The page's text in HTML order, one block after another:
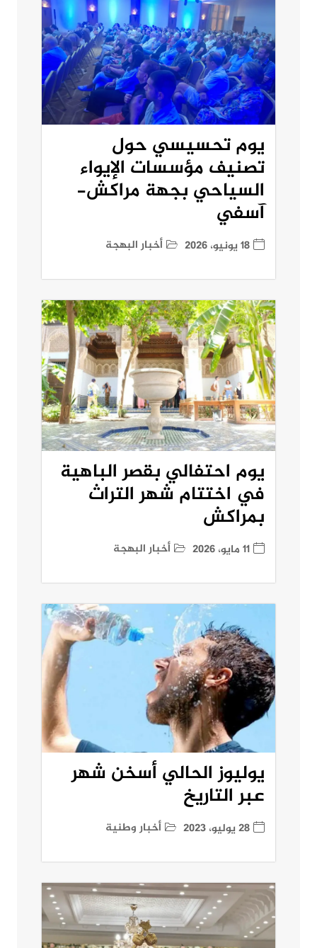
يوم تحسيسي حول
تصنيف مؤسسات الإيواء
السياحي بجهة مراكش-
آسفي
18 يونيو، 2026 أخبار البهجة
يوم احتفالي بقصر الباهية
في اختتام شهر التراث
بمراكش
11 مايو، 2026 أخبار البهجة
يوليوز الحالي أسخن شهر
عبر التاريخ
28 يوليو، 2023 أخبار وطنية